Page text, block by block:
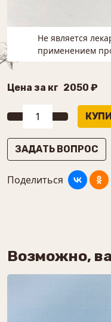
Не является
применением
Цена за кг 2050 ₽
ЗАДАТЬ ВОПРОС
Поделиться
Возможно,